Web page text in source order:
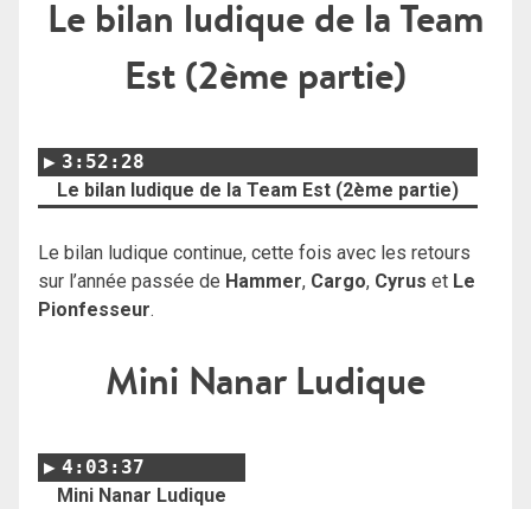
Le bilan ludique de la Team
Est (2ème partie)
3:52:28
Le bilan ludique de la Team Est (2ème partie)
Le bilan ludique continue, cette fois avec les retours
sur l’année passée de Hammer, Cargo, Cyrus et Le
Pionfesseur.
Mini Nanar Ludique
4:03:37
Mini Nanar Ludique